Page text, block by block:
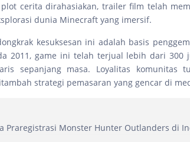
cerita dirahasiakan, trailer film telah
dunia Minecraft yang imersif.
kesuksesan ini adalah basis
2011, game ini telah terjual lebih dari 300
sepanjang masa. Loyalitas komunitas
strategi pemasaran yang gencar di
Praregistrasi Monster Hunter Outlanders di